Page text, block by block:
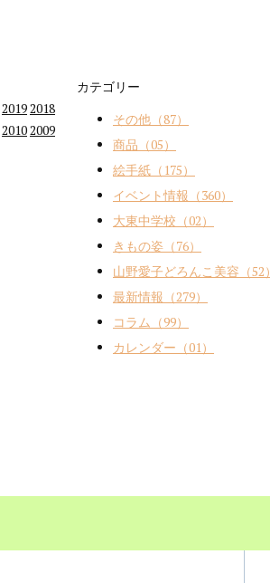
20192018
20102009
カテゴリー
その他（87）
商品（05）
絵手紙（175）
イベント情報（360）
大東中学校（02）
きもの姿（76）
山野愛子どろんこ美容（52）
最新情報（279）
コラム（99）
カレンダー（01）